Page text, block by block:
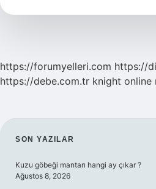
Olmak
https://forumyelleri.com https://
https://debe.com.tr knight online
SIDEBAR
SON YAZILAR
Kuzu göbeği mantarı hangi ay çıkar ?
Ağustos 8, 2026